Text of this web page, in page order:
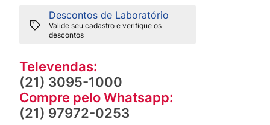
Descontos de Laboratório
Valide seu cadastro e verifique os
descontos
Televendas:
(21) 3095-1000
Compre pelo Whatsapp:
(21) 97972-0253